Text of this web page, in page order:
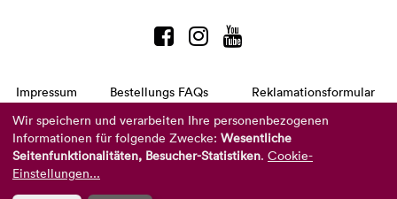
Impressum Bestellungs FAQs
Reklamationsformular
AGB
Datenschutzerklärung
Barrierefreiheitserklärung
Telefon:+49 8104 8873-310
(Mo-Do: 9-16 Uhr und Fr: 9-14 Uhr)
Wir speichern und verarbeiten Ihre personenbezogenen
Informationen für folgende Zwecke: Wesentliche
Seitenfunktionalitäten, Besucher-Statistiken. Cookie-
Einstellungen...